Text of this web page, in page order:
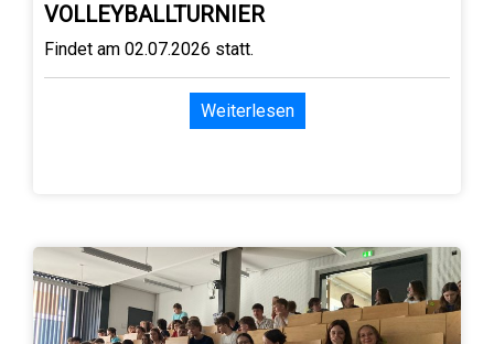
VOLLEYBALLTURNIER
Findet am 02.07.2026 statt.
Weiterlesen